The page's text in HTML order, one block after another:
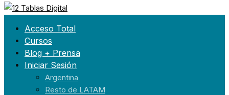
Acceso Total
Cursos
Blog + Prensa
Iniciar Sesión
Argentina
Resto de LATAM